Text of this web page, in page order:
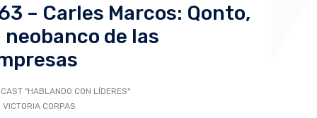
– Carles Marcos: Qonto,
neobanco de las
"HABLANDO CON LÍDERES"
VICTORIA CORPAS